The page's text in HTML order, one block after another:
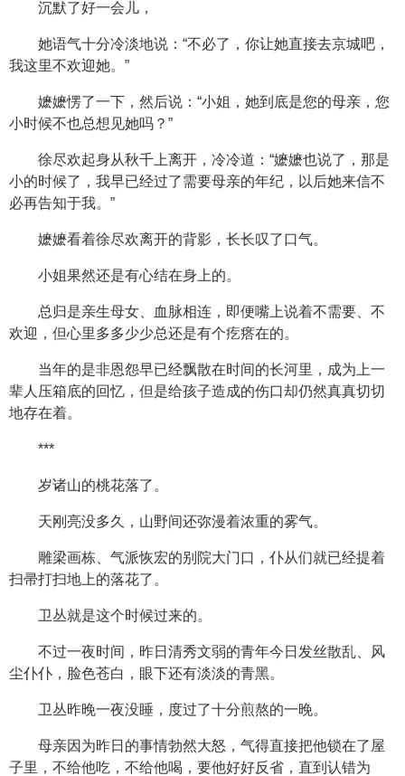
沉默了好一会儿，
她语气十分冷淡地说：“不必了，你让她直接去京城吧，
我这里不欢迎她。”
嬷嬷愣了一下，然后说：“小姐，她到底是您的母亲，您
小时候不也总想见她吗？”
徐尽欢起身从秋千上离开，冷冷道：“嬷嬷也说了，那是
小的时候了，我早已经过了需要母亲的年纪，以后她来信不
必再告知于我。”
嬷嬷看着徐尽欢离开的背影，长长叹了口气。
小姐果然还是有心结在身上的。
总归是亲生母女、血脉相连，即便嘴上说着不需要、不
欢迎，但心里多多少少总还是有个疙瘩在的。
当年的是非恩怨早已经飘散在时间的长河里，成为上一
辈人压箱底的回忆，但是给孩子造成的伤口却仍然真真切切
地存在着。
***
岁诸山的桃花落了。
天刚亮没多久，山野间还弥漫着浓重的雾气。
雕梁画栋、气派恢宏的别院大门口，仆从们就已经提着
扫帚打扫地上的落花了。
卫丛就是这个时候过来的。
不过一夜时间，昨日清秀文弱的青年今日发丝散乱、风
尘仆仆，脸色苍白，眼下还有淡淡的青黑。
卫丛昨晚一夜没睡，度过了十分煎熬的一晚。
母亲因为昨日的事情勃然大怒，气得直接把他锁在了屋
子里，不给他吃，不给他喝，要他好好反省，直到认错为